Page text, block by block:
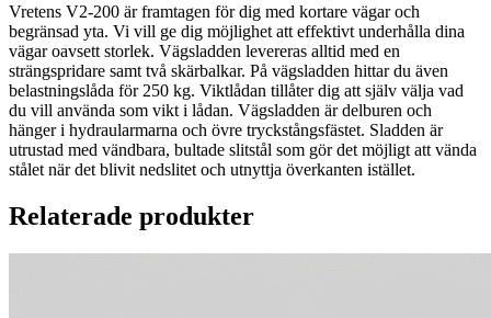
Vretens V2-200 är framtagen för dig med kortare vägar och
begränsad yta. Vi vill ge dig möjlighet att effektivt underhålla dina
vägar oavsett storlek. Vägsladden levereras alltid med en
strängspridare samt två skärbalkar. På vägsladden hittar du även
belastningslåda för 250 kg. Viktlådan tillåter dig att själv välja vad
du vill använda som vikt i lådan. Vägsladden är delburen och
hänger i hydraularmarna och övre tryckstångsfästet. Sladden är
utrustad med vändbara, bultade slitstål som gör det möjligt att vända
stålet när det blivit nedslitet och utnyttja överkanten istället.
Relaterade produkter